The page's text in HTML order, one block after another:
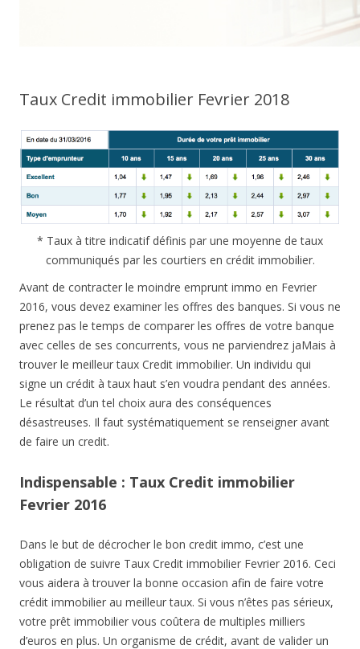
Taux Credit immobilier Fevrier 2018
* Taux à titre indicatif définis par une moyenne de taux
communiqués par les courtiers en crédit immobilier.
Avant de contracter le moindre emprunt immo en Fevrier
2016, vous devez examiner les offres des banques. Si vous ne
prenez pas le temps de comparer les offres de votre banque
avec celles de ses concurrents, vous ne parviendrez jaMais à
trouver le meilleur taux Credit immobilier. Un individu qui
signe un crédit à taux haut s’en voudra pendant des années.
Le résultat d’un tel choix aura des conséquences
désastreuses. Il faut systématiquement se renseigner avant
de faire un credit.
Indispensable : Taux Credit immobilier
Fevrier 2016
Dans le but de décrocher le bon credit immo, c’est une
obligation de suivre Taux Credit immobilier Fevrier 2016. Ceci
vous aidera à trouver la bonne occasion afin de faire votre
crédit immobilier au meilleur taux. Si vous n’êtes pas sérieux,
votre prêt immobilier vous coûtera de multiples milliers
d’euros en plus. Un organisme de crédit, avant de valider un